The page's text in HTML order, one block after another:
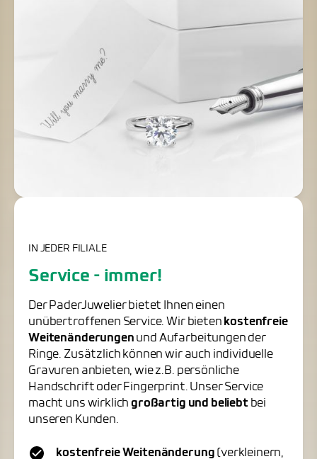
IN JEDER FILIALE
Service - immer!
Der PaderJuwelier bietet Ihnen einen
unübertroffenen Service. Wir bieten kostenfreie
Weitenänderungen und Aufarbeitungen der
Ringe. Zusätzlich können wir auch individuelle
Gravuren anbieten, wie z.B. persönliche
Handschrift oder Fingerprint. Unser Service
macht uns wirklichgroßartig und beliebtbei
unseren Kunden.
kostenfreie Weitenänderung (verkleinern,